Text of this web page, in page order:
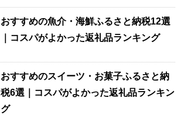
おすすめの魚介・海鮮ふるさと納税12選
｜コスパがよかった返礼品ランキング
おすすめのスイーツ・お菓子ふるさと納
税6選｜コスパがよかった返礼品ランキン
グ